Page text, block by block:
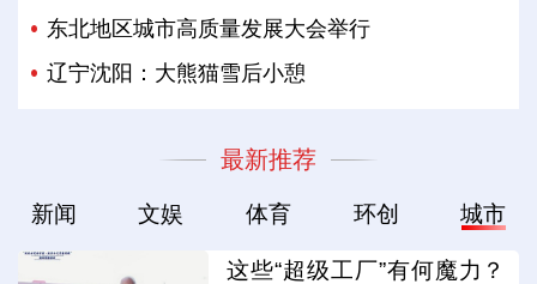
东北地区城市高质量发展大会举行
辽宁沈阳：大熊猫雪后小憩
最新推荐
新闻 文娱 体育 环创 城市
这些“超级工厂”有何魔力？